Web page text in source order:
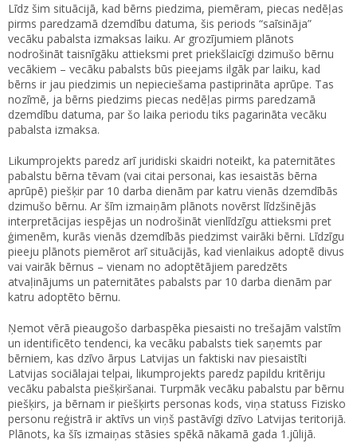
Līdz šim situācijā, kad bērns piedzima, piemēram, piecas nedēļas
pirms paredzamā dzemdību datuma, šis periods “saīsināja”
vecāku pabalsta izmaksas laiku. Ar grozījumiem plānots
nodrošināt taisnīgāku attieksmi pret priekšlaicīgi dzimušo bērnu
vecākiem – vecāku pabalsts būs pieejams ilgāk par laiku, kad
bērns ir jau piedzimis un nepieciešama pastiprināta aprūpe. Tas
nozīmē, ja bērns piedzims piecas nedēļas pirms paredzamā
dzemdību datuma, par šo laika periodu tiks pagarināta vecāku
pabalsta izmaksa.
Likumprojekts paredz arī juridiski skaidri noteikt, ka paternitātes
pabalstu bērna tēvam (vai citai personai, kas iesaistās bērna
aprūpē) piešķir par 10 darba dienām par katru vienās dzemdībās
dzimušo bērnu. Ar šīm izmaiņām plānots novērst līdzšinējās
interpretācijas iespējas un nodrošināt vienlīdzīgu attieksmi pret
ģimenēm, kurās vienās dzemdībās piedzimst vairāki bērni. Līdzīgu
pieeju plānots piemērot arī situācijās, kad vienlaikus adoptē divus
vai vairāk bērnus – vienam no adoptētājiem paredzēts
atvaļinājums un paternitātes pabalsts par 10 darba dienām par
katru adoptēto bērnu.
Ņemot vērā pieaugošo darbaspēka piesaisti no trešajām valstīm
un identificēto tendenci, ka vecāku pabalsts tiek saņemts par
bērniem, kas dzīvo ārpus Latvijas un faktiski nav piesaistīti
Latvijas sociālajai telpai, likumprojekts paredz papildu kritēriju
vecāku pabalsta piešķiršanai. Turpmāk vecāku pabalstu par bērnu
piešķirs, ja bērnam ir piešķirts personas kods, viņa statuss Fizisko
personu reģistrā ir aktīvs un viņš pastāvīgi dzīvo Latvijas teritorijā.
Plānots, ka šīs izmaiņas stāsies spēkā nākamā gada 1.jūlijā.